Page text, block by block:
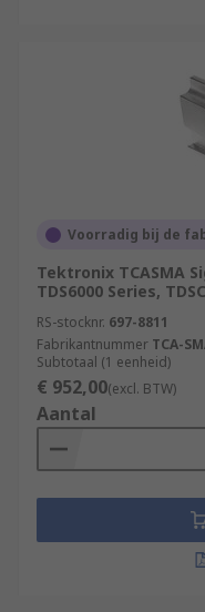
Voorradig bij de
Tektronix TCASMA
TDS6000 Series,
RS-stocknr. 697-8811
Fabrikantnummer TCA-
Subtotaal (1 eenheid)
€ 952,00(excl. BTW)
Aantal